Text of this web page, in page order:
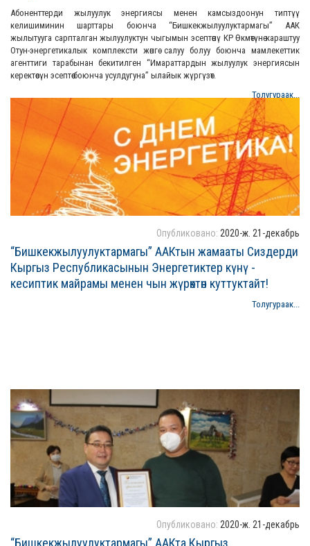
Абоненттерди жылуулук энергиясы менен камсыздоонун типтүү
келишиминин шарттары боюнча “Бишкекжылуулуктармагы” ААК
жылытууга сарпталган жылуулуктун чыгымын эсептөөнү КР Өкмөтүнө караштуу
Отун-энергетикалык комплексти жөнгө салуу болуу боюнча мамлекеттик
агенттиги тарабынан бекитилген “Имараттардын жылуулук энергиясын
керектөөсүн эсептөө боюнча усулдугуна” ылайык жүргүзөт.
Толугураак...
Опубликовано: 2020-ж. 21-декабрь
“Бишкекжылуулуктармагы” ААКтын жамааты Сиздерди
Кыргыз Республикасынын Энергетиктер күнү -
кесиптик майрамы менен чын жүрөктөн куттуктайт!
Толугураак...
Опубликовано: 2020-ж. 21-декабрь
“Бишкекжылуулуктармагы” ААКта Кыргыз